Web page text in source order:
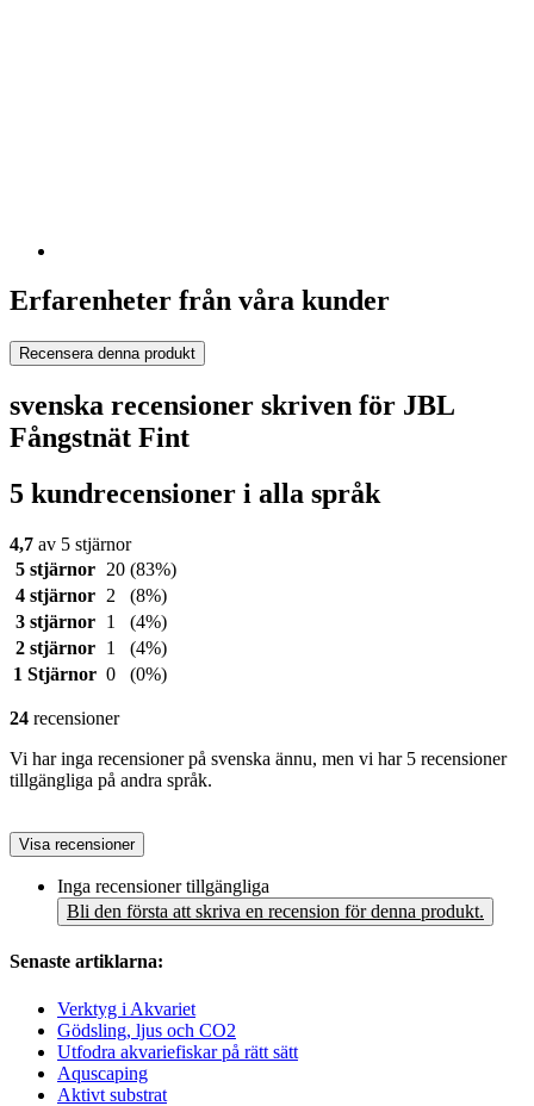
Erfarenheter från våra kunder
Recensera denna produkt
svenska recensioner skriven för JBL
Fångstnät Fint
5 kundrecensioner i alla språk
4,7 av 5 stjärnor
5 stjärnor
20 (83%)
4 stjärnor
2
(8%)
3 stjärnor
1
(4%)
2 stjärnor
1
(4%)
1 Stjärnor 0 (0%)
24 recensioner
Vi har inga recensioner på svenska ännu, men vi har 5 recensioner
tillgängliga på andra språk.
Visa recensioner
Inga recensioner tillgängliga
Bli den första att skriva en recension för denna produkt.
Senaste artiklarna:
Verktyg i Akvariet
Gödsling, ljus och CO2
Utfodra akvariefiskar på rätt sätt
Aquscaping
Aktivt substrat